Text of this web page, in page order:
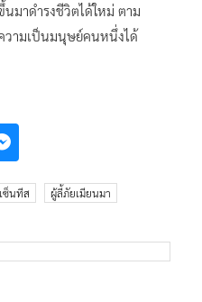
มาดำรงชีวิตได้ใหม่ ตาม
ามเป็นมนุษย์คนหนึ่งได้
ซ็นทีส ผู้ลี้ภัยเมียนมา